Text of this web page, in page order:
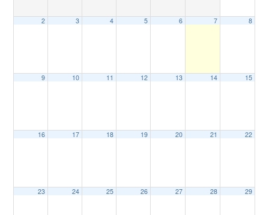
2 3 4 5 6 7 8
9 10 11 12 13 14 15
16 17 18 19 20 21 22
23 24 25 26 27 28 29